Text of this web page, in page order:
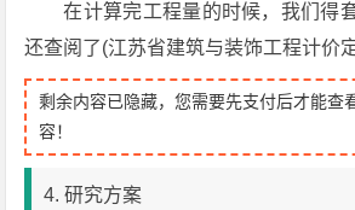
在计算完工程量的时候，我们得
还查阅了(江苏省建筑与装饰工程计价
剩余内容已隐藏，您需要先支付后才能查
容！
4. 研究方案